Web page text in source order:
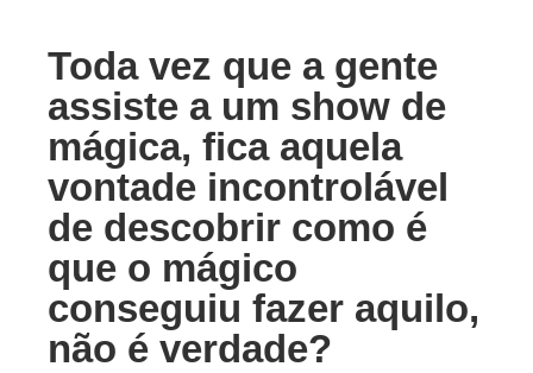
Toda vez que a gente
assiste a um show de
mágica, fica aquela
vontade incontrolável
de descobrir como é
que o mágico
conseguiu fazer aquilo,
não é verdade?